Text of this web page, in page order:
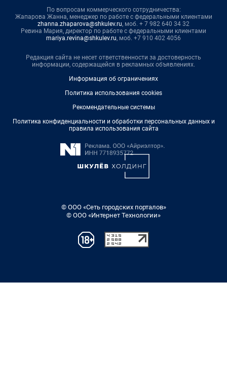
По вопросам коммерческого сотрудничества:
Жапарова Жанна, менеджер по работе с федеральными клиентами
zhanna.zhaparova@shkulev.ru, моб. + 7 982 640 34 32
Ревина Мария, директор по работе с федеральными клиентами
mariya.revina@shkulev.ru, моб. +7 910 402 4056
Редакция сайта не несет ответственности за достоверность
информации, содержащейся в рекламных объявлениях.
Информация об ограничениях
Политика использования cookies
Рекомендательные системы
Политика конфиденциальности и обработки персональных данных и
правила использования сайта
© ООО «Сеть городских порталов»
© ООО «Интернет Технологии»